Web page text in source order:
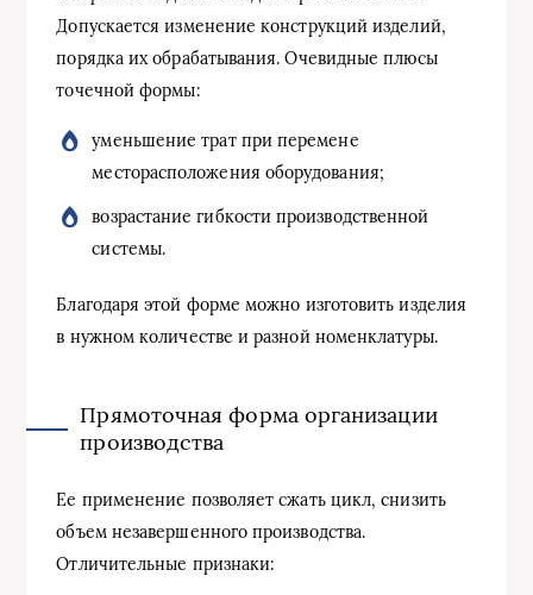
Допускается изменение конструкций изделий,
порядка их обрабатывания. Очевидные плюсы
точечной формы:
уменьшение трат при перемене
месторасположения оборудования;
возрастание гибкости производственной
системы.
Благодаря этой форме можно изготовить изделия
в нужном количестве и разной номенклатуры.
Прямоточная форма организации
производства
Ее применение позволяет сжать цикл, снизить
объем незавершенного производства.
Отличительные признаки: